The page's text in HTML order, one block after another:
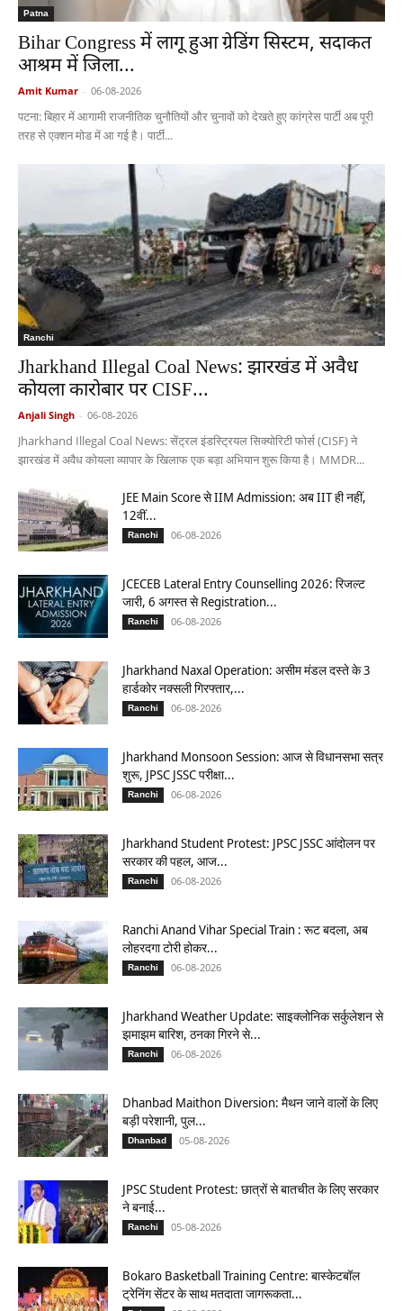
Patna
Bihar Congress में लागू हुआ ग्रेडिंग सिस्टम, सदाकत
आश्रम में जिला...
Amit Kumar - 06-08-2026
पटना: बिहार में आगामी राजनीतिक चुनौतियों और चुनावों को देखते हुए कांग्रेस पार्टी अब पूरी
तरह से एक्शन मोड में आ गई है। पार्टी...
Ranchi
Jharkhand Illegal Coal News: झारखंड में अवैध
कोयला कारोबार पर CISF...
Anjali Singh - 06-08-2026
Jharkhand Illegal Coal News: सेंट्रल इंडस्ट्रियल सिक्योरिटी फोर्स (CISF) ने
झारखंड में अवैध कोयला व्यापार के खिलाफ एक बड़ा अभियान शुरू किया है। MMDR...
JEE Main Score से IIM Admission: अब IIT ही नहीं,
12वीं...
Ranchi 06-08-2026
JCECEB Lateral Entry Counselling 2026: रिजल्ट
जारी, 6 अगस्त से Registration...
Ranchi 06-08-2026
Jharkhand Naxal Operation: असीम मंडल दस्ते के 3
हार्डकोर नक्सली गिरफ्तार,...
Ranchi 06-08-2026
Jharkhand Monsoon Session: आज से विधानसभा सत्र
शुरू, JPSC JSSC परीक्षा...
Ranchi 06-08-2026
Jharkhand Student Protest: JPSC JSSC आंदोलन पर
सरकार की पहल, आज...
Ranchi 06-08-2026
Ranchi Anand Vihar Special Train : रूट बदला, अब
लोहरदगा टोरी होकर...
Ranchi 06-08-2026
Jharkhand Weather Update: साइक्लोनिक सर्कुलेशन से
झमाझम बारिश, ठनका गिरने से...
Ranchi 06-08-2026
Dhanbad Maithon Diversion: मैथन जाने वालों के लिए
बड़ी परेशानी, पुल...
Dhanbad 05-08-2026
JPSC Student Protest: छात्रों से बातचीत के लिए सरकार
ने बनाई...
Ranchi 05-08-2026
Bokaro Basketball Training Centre: बास्केटबॉल
ट्रेनिंग सेंटर के साथ मतदाता जागरूकता...